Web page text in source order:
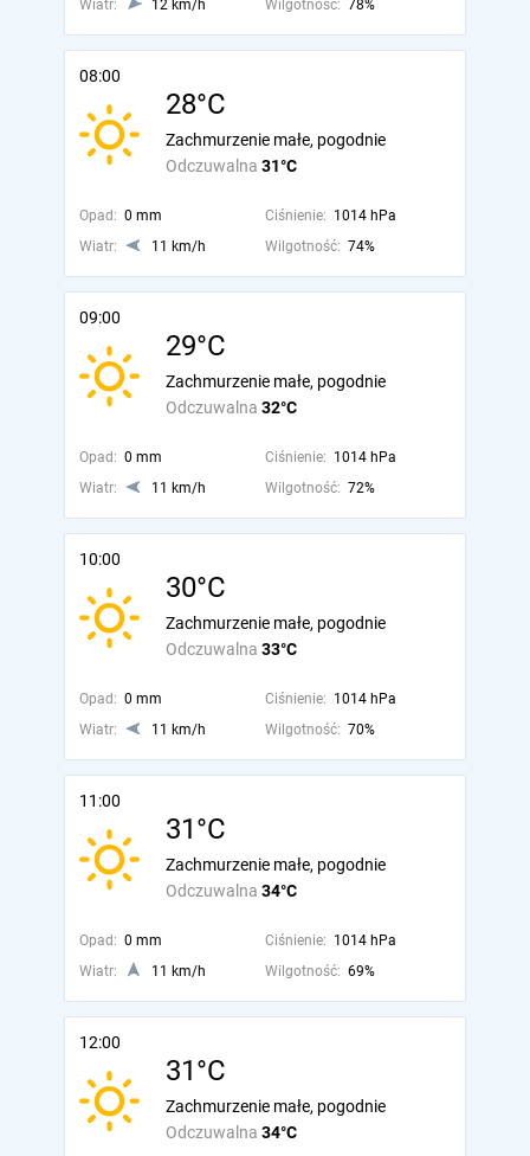
Wiatr: 12 km/h Wilgotność: 78%
08:00
28°C
Odczuwalna 31°C
Zachmurzenie małe, pogodnie
Opad: 0 mm Ciśnienie: 1014 hPa
Wiatr:
11 km/h Wilgotność: 74%
09:00
29°C
Odczuwalna 32°C
Zachmurzenie małe, pogodnie
Opad: 0 mm Ciśnienie: 1014 hPa
Wiatr:
11 km/h Wilgotność: 72%
10:00
30°C
Odczuwalna 33°C
Zachmurzenie małe, pogodnie
Opad: 0 mm Ciśnienie: 1014 hPa
Wiatr:
11 km/h Wilgotność: 70%
11:00
31°C
Odczuwalna 34°C
Zachmurzenie małe, pogodnie
Opad: 0 mm Ciśnienie: 1014 hPa
Wiatr:
11 km/h Wilgotność: 69%
12:00
31°C
Odczuwalna 34°C
Zachmurzenie małe, pogodnie